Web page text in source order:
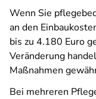
Wenn Sie
an den
bis zu 4.180 Euro
Veränderung
Maßnahmen
Bei mehreren